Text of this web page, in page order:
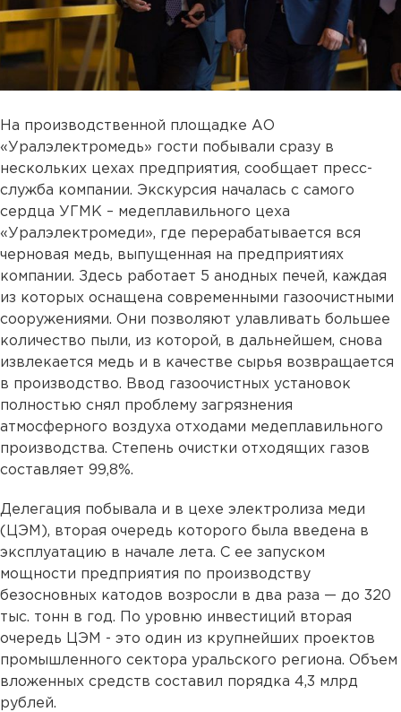
На производственной площадке АО
«Уралэлектромедь» гости побывали сразу в
нескольких цехах предприятия, сообщает пресс-
служба компании. Экскурсия началась с самого
сердца УГМК – медеплавильного цеха
«Уралэлектромеди», где перерабатывается вся
черновая медь, выпущенная на предприятиях
компании. Здесь работает 5 анодных печей, каждая
из которых оснащена современными газоочистными
сооружениями. Они позволяют улавливать большее
количество пыли, из которой, в дальнейшем, снова
извлекается медь и в качестве сырья возвращается
в производство. Ввод газоочистных установок
полностью снял проблему загрязнения
атмосферного воздуха отходами медеплавильного
производства. Степень очистки отходящих газов
составляет 99,8%.
Делегация побывала и в цехе электролиза меди
(ЦЭМ), вторая очередь которого была введена в
эксплуатацию в начале лета. С ее запуском
мощности предприятия по производству
безосновных катодов возросли в два раза — до 320
тыс. тонн в год. По уровню инвестиций вторая
очередь ЦЭМ - это один из крупнейших проектов
промышленного сектора уральского региона. Объем
вложенных средств составил порядка 4,3 млрд
рублей.